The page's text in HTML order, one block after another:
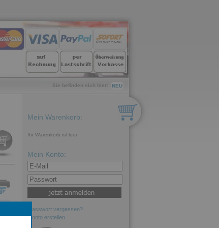
Sie befinden sich hier: NEU
Mein Warenkorb:
Ihr Warenkorb ist leer
Mein Konto:
Passwort vergessen?
Konto erstellen